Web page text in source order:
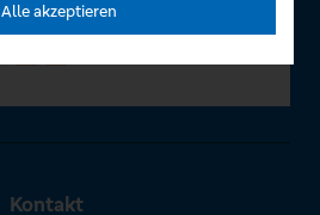
Kontakt
Alle akzeptieren